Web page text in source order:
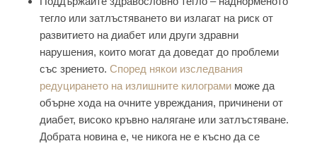
тегло или затлъстяването ви излагат на риск от
развитието на диабет или други здравни
нарушения, които могат да доведат до проблеми
със зрението. Според някои изследвания
редуцирането на излишните килограмиможе да
обърне хода на очните увреждания, причинени от
диабет, високо кръвно налягане или затлъстяване.
Добрата новина е, че никога не е късно да се